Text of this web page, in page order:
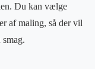
Du kan vælge
af maling, så der vil